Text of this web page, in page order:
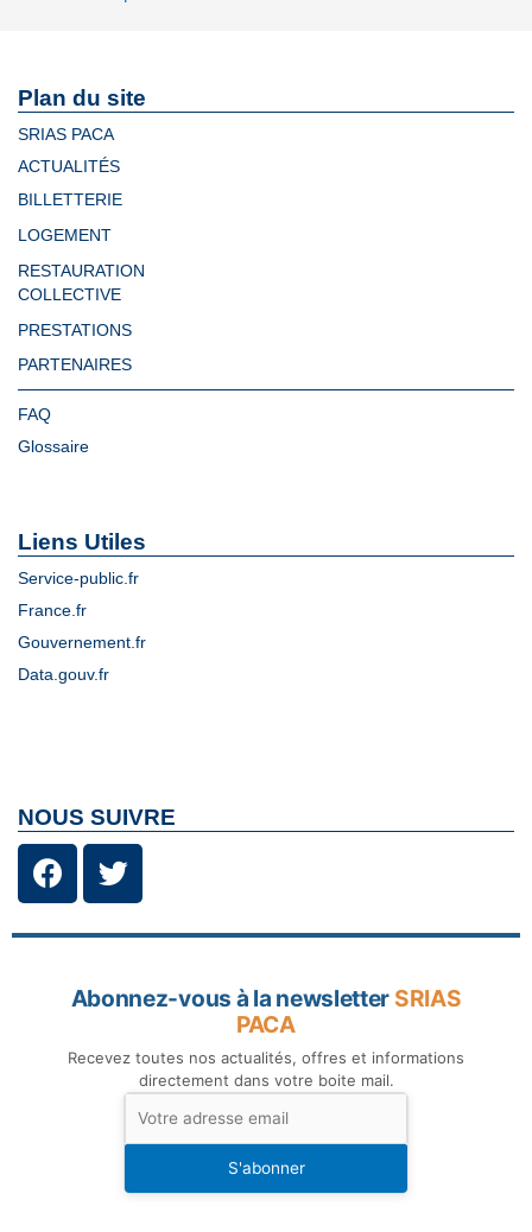
Plan du site
SRIAS PACA
ACTUALITÉS
BILLETTERIE
LOGEMENT
RESTAURATION
COLLECTIVE
PRESTATIONS
PARTENAIRES
FAQ
Glossaire
Liens Utiles
Service-public.fr
France.fr
Gouvernement.fr
Data.gouv.fr
NOUS SUIVRE
Abonnez-vous à la newsletter SRIAS
PACA
Recevez toutes nos actualités, offres et informations
directement dans votre boite mail.
S'abonner